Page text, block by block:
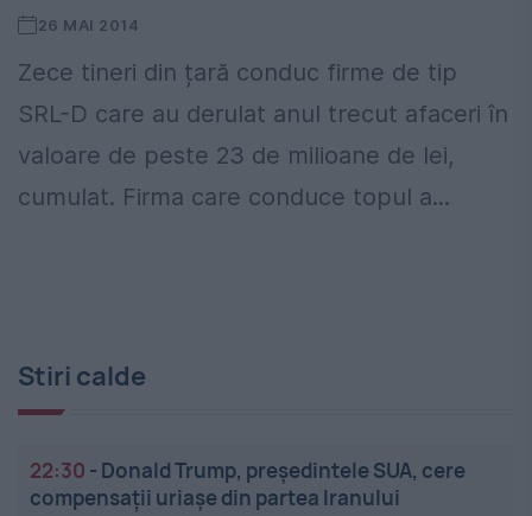
26 MAI 2014
Zece tineri din țară conduc firme de tip
SRL-D care au derulat anul trecut afaceri în
valoare de peste 23 de milioane de lei,
cumulat. Firma care conduce topul a...
Stiri calde
22:30 - Donald Trump, președintele SUA, cere
compensații uriașe din partea Iranului